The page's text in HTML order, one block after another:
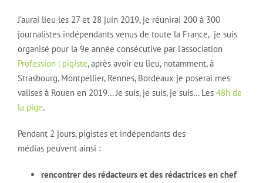
J’aurai lieu les 27 et 28 juin 2019, je réunirai 200 à 300
journalistes indépendants venus de toute la France, je suis
organisé pour la 9e année consécutive par l’association
Profession : pigiste, après avoir eu lieu, notamment, à
Strasbourg, Montpellier, Rennes, Bordeaux je poserai mes
valises à Rouen en 2019… Je suis, je suis, je suis… Les 48h de
la pige.
Pendant 2 jours, pigistes et indépendants des
médias peuvent ainsi :
rencontrer des rédacteurs et des rédactrices en chef